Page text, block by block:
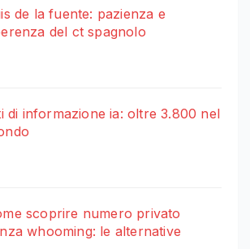
de la fuente: pazienza e
del ct spagnolo
di informazione ia: oltre 3.800 nel
scoprire numero privato
whooming: le alternative